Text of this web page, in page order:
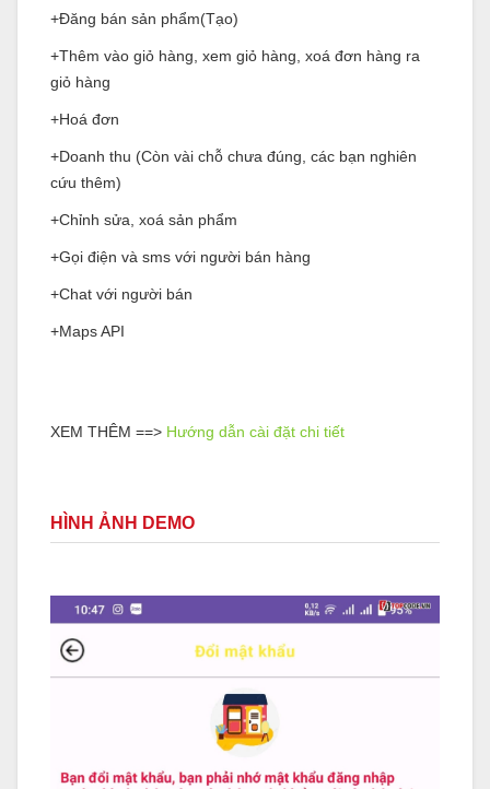
+Đăng bán sản phẩm(Tạo)
+Thêm vào giỏ hàng, xem giỏ hàng, xoá đơn hàng ra
giỏ hàng
+Hoá đơn
+Doanh thu (Còn vài chỗ chưa đúng, các bạn nghiên
cứu thêm)
+Chỉnh sửa, xoá sản phẩm
+Gọi điện và sms với người bán hàng
+Chat với người bán
+Maps API
XEM THÊM ==> Hướng dẫn cài đặt chi tiết
HÌNH ẢNH DEMO